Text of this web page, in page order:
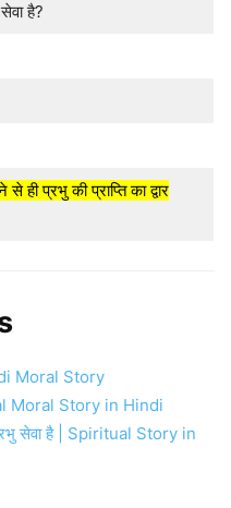
है?
ही प्रभु की प्राप्ति का द्वार
Moral Story
Moral Story in Hindi
प्रभु सेवा है | Spiritual Story in